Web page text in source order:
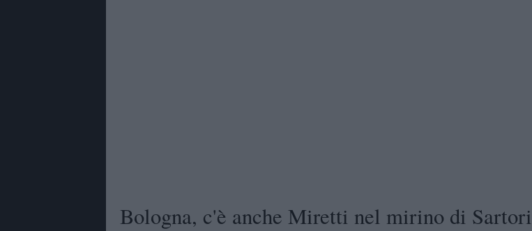
Bologna, c'è anche Miretti nel mirino di Sartori